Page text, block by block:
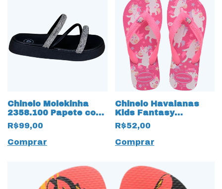
Chinelo Molekinha
2358.100 Papete com
Strass 17480 Preto
R$99,00
Comprar
Chinelo Havaianas
Kids Fantasy
Unicórnio 18326 Rosa
Flux
R$52,00
Comprar